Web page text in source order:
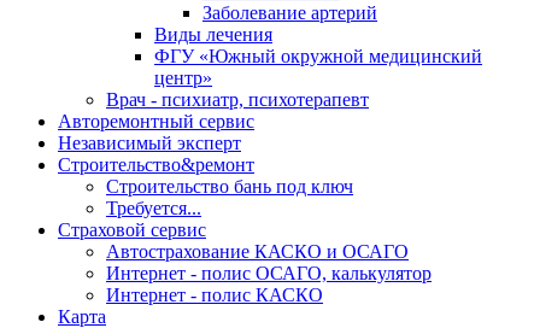
Заболевание артерий
Виды лечения
ФГУ «Южный окружной медицинский
центр»
Врач - психиатр, психотерапевт
Авторемонтный сервис
Независимый эксперт
Строительство&ремонт
Строительство бань под ключ
Требуется...
Страховой сервис
Автострахование КАСКО и ОСАГО
Интернет - полис ОСАГО, калькулятор
Интернет - полис КАСКО
Карта